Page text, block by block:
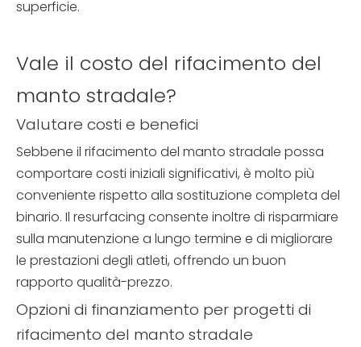
superficie.
Vale il costo del rifacimento del
manto stradale?
Valutare costi e benefici
Sebbene il rifacimento del manto stradale possa
comportare costi iniziali significativi, è molto più
conveniente rispetto alla sostituzione completa del
binario. Il resurfacing consente inoltre di risparmiare
sulla manutenzione a lungo termine e di migliorare
le prestazioni degli atleti, offrendo un buon
rapporto qualità-prezzo.
Opzioni di finanziamento per progetti di
rifacimento del manto stradale